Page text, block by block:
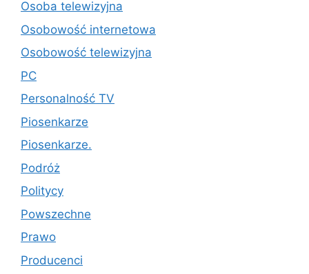
Osoba telewizyjna
Osobowość internetowa
Osobowość telewizyjna
PC
Personalność TV
Piosenkarze
Piosenkarze.
Podróż
Politycy
Powszechne
Prawo
Producenci